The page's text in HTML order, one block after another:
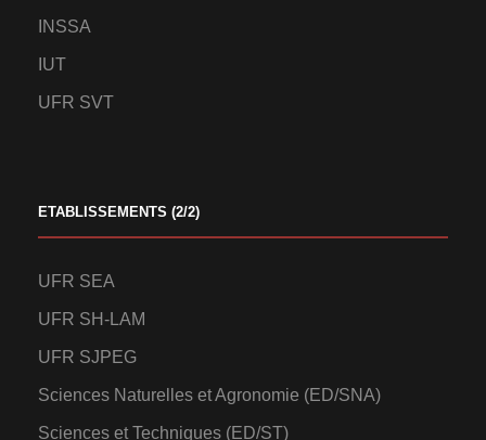
INSSA
IUT
UFR SVT
ETABLISSEMENTS (2/2)
UFR SEA
UFR SH-LAM
UFR SJPEG
Sciences Naturelles et Agronomie (ED/SNA)
Sciences et Techniques (ED/ST)